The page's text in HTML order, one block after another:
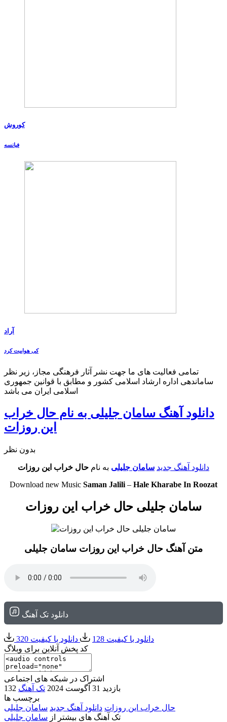
کوروش
فیانسه
آراد
کی هواییت کرد
تمامی فعالیت های ما جهت نشر آثار فرهنگی مجاز، زیر نظر
ساماندهی اداره ارشاد اسلامی کشور و مطابق با قوانین جمهوری
اسلامی ایران می باشد
دانلود آهنگ سامان جلیلی به نام حال خراب
این روزات
بدون نظر
دانلود آهنگ جدید سامان جلیلی به نام حال خراب این روزات
Download new Music Saman Jalili – Hale Kharabe In Roozat
سامان جلیلی حال خراب این روزات
متن آهنگ حال خراب این روزات سامان جلیلی
دانلود تک آهنگ
دانلود با کیفیت 128
دانلود با کیفیت 320
کد پخش آنلاین برای وبلاگ
اشتراک در شبکه های اجتماعی
132 بازدید 31 آگوست 2024
تک آهنگ
برچسب ها
حال خراب این روزات دانلود آهنگ جدید سامان جلیلی
تک آهنگ های بیشتر از سامان جلیلی